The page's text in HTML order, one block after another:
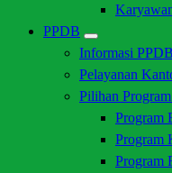
PPDB
Informasi PPDB
Pelayanan
Pilihan
Program
Program
Program